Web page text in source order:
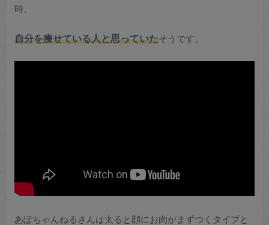
時、
自分を痩せている人と思っていたそうです。
あぽちゃんねるさんは太ると顔にお肉がまずつくタイプと